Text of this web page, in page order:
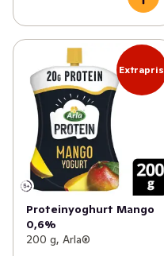
Extrapris
Proteinyoghurt Mango
0,6%
200 g, Arla®